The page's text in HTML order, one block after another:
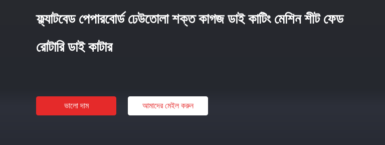
ফ্ল্যাটবেড পেপারবোর্ড ঢেউতোলা শক্ত কাগজ ডাই কাটিং মেশিন শীট ফেড
রোটারি ডাই কাটার
ভালো দাম আমাদের মেইল ​​করুন